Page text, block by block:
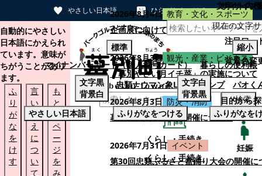
やさしい日本語 ひらがなをつける
本文へスキップする
自動的にやさしい
日本語にかえられ
ています。意味が
ちがうことがあり
ます。
ふ
り
が
な
を
け
す
言
い
替
え
に
つ
い
て
も
と
の
ペ
ー
ジ
を
み
検索
くらし・手続き
くらし・手続き
2026年8月4日 教育・文化・スポーツ
企画展に向けて：安東ウメ子さんとの思
2026年8月3日 観光・産業・ビジネス
「幕別やさい月イチ菜」の実施について
2026年8月3日 防災・消防
幕別町防災フェアの開催について
2026年7月31日 イベント
第30回忠類ふるさと盆踊り大会の開催に
サイト内
注目ワー
マイナンバーカード（個人番号カード）
暮らしの便利帳
忠類ナウマン象LINEスタンプ
パオく
目的から
妊娠
文字サイズ
現在の文字
標準
縮小
背景色変
文字黒
背景白
文字白
背景黒
やさしい日本語
ふりがなをつける ふりがなを